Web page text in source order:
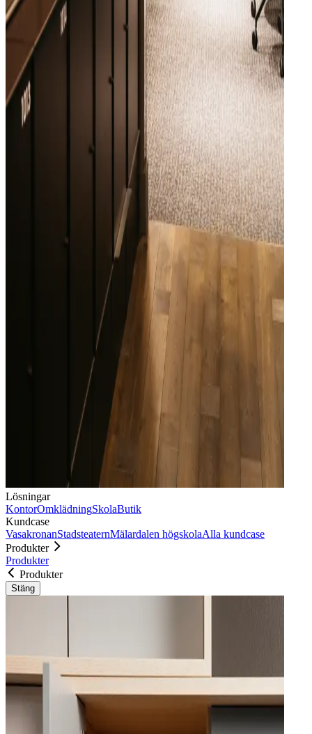
Lösningar
KontorOmklädningSkolaButik
Kundcase
VasakronanStadsteaternMälardalen högskolaAlla kundcase
Produkter
Produkter
Produkter
Stäng